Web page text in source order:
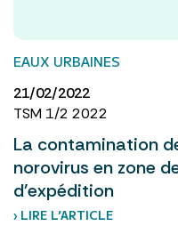
EAUX URBAINES
21/02/2022
TSM 1/2 2022
La contamination
norovirus en zone
d'expédition
› LIRE L’ARTICLE